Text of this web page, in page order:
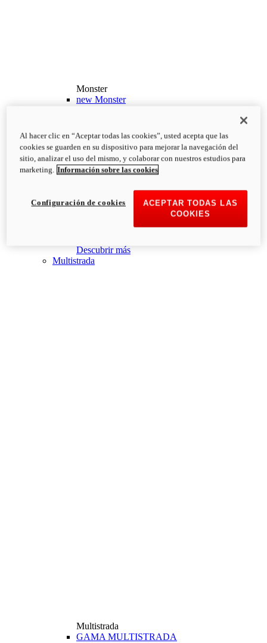
Monster
new Monster
PVP Recomendado desde: 13.190€
i
Configurar
Descubrir más
new Monster +
Monster +
newMonster 100
Descubrir más
Multistrada
Multistrada
GAMA MULTISTRADA
Al hacer clic en “Aceptar todas las cookies”, usted acepta que las
cookies se guarden en su dispositivo para mejorar la navegación del
sitio, analizar el uso del mismo, y colaborar con nuestros estudios para
marketing. Información sobre las cookies
ACEPTAR TODAS LAS
COOKIES
Configuración de cookies